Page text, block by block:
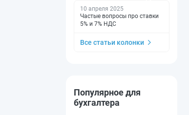
10 апреля 2025
Частые вопросы про ставки
5% и 7% НДС
Все статьи колонки
Популярное для
бухгалтера